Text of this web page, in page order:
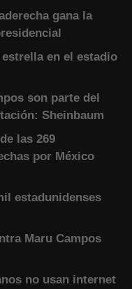
gana la
en el estadio
son parte del
Sheinbaum
las 269
por México
estadunidenses
Maru Campos
no usan internet